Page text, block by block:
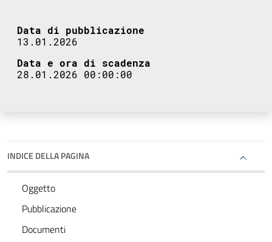
Data di pubblicazione
13.01.2026
Data e ora di scadenza
28.01.2026 00:00:00
INDICE DELLA PAGINA
Oggetto
Pubblicazione
Documenti